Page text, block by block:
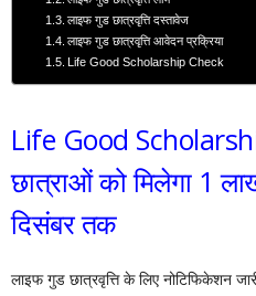
लाइफ गुड छात्रवृत्ति दस्तावेज
लाइफ गुड छात्रवृत्ति आवेदन प्रक्रिया
Life Good Scholarship Check
Life Good
छात्राओं को मिलेगा 1
दिसंबर तक
लाइफ गुड छात्रवृत्ति के लिए नोटिफिकेशन